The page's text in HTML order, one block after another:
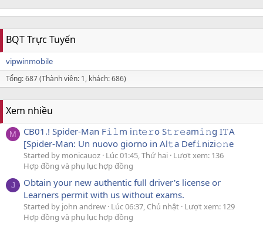
BQT Trực Tuyến
vipwinmobile
Tổng: 687 (Thành viên: 1, khách: 686)
Xem nhiều
M
CB01.! Spider-Man F𝚒𝚕m i𝚗t𝚎𝚛o S𝚝𝚛𝚎am𝚒𝚗g I𝚃A
[Spider-Man: Un nuovo giorno in Al𝚝a Def𝚒nizi𝚘𝚗e
Started by monicauoz Lúc 01:45, Thứ hai Lượt xem: 136
Hợp đồng và phụ lục hợp đồng
J
Obtain your new authentic full driver's license or
Learners permit with us without exams.
Started by john andrew Lúc 06:37, Chủ nhật Lượt xem: 129
Hợp đồng và phụ lục hợp đồng